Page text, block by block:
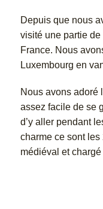
Depuis que nous
visité une partie de
France. Nous
Luxembourg en
Nous avons adoré
assez facile de se
d’y aller pendant
charme ce sont
médiéval et